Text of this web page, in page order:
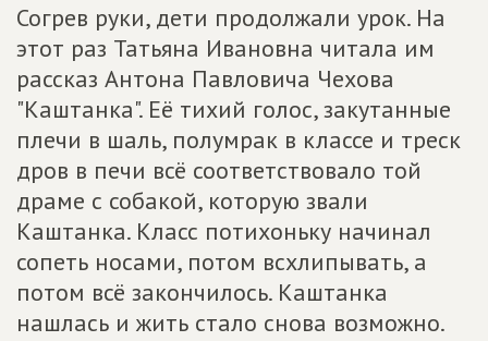
Согрев руки, дети продолжали урок. На
этот раз Татьяна Ивановна читала им
рассказ Антона Павловича Чехова
"Каштанка". Её тихий голос, закутанные
плечи в шаль, полумрак в классе и треск
дров в печи всё соответствовало той
драме с собакой, которую звали
Каштанка. Класс потихоньку начинал
сопеть носами, потом всхлипывать, а
потом всё закончилось. Каштанка
нашлась и жить стало снова возможно.